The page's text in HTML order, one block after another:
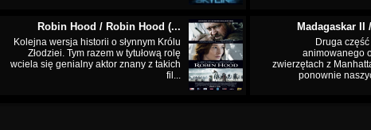
Robin Hood / Robin Hood (...
Kolejna wersja historii o słynnym Królu
Złodziei. Tym razem w tytułową rolę
wciela się genialny aktor znany z takich
fil...
Madagaskar II
Druga
animowanego
zwierzętach z
ponownie